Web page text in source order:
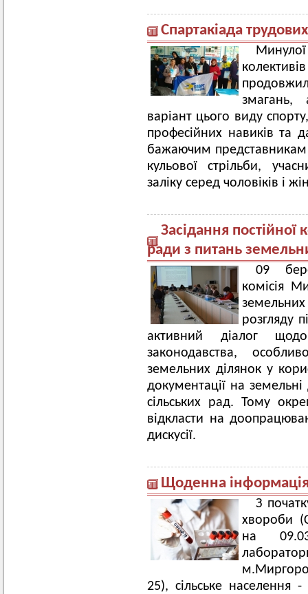
Спартакіада
змагань,
варіант цього виду
професійних навиків та
бажаючим
кульової стрільби,
заліку серед чоловіків і
Засідання постійної
ради з питань
09
комісія
земельних
розгляду
активний діалог
законодавства,
земельних ділянок у
документації на
сільських рад. Тому
відкласти на
дискусії.
Щоденна інформація
З
хвороби
на
25), сільське населення